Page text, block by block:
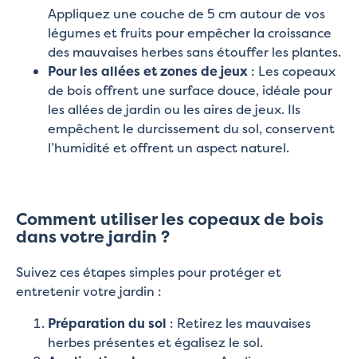
Appliquez une couche de 5 cm autour de vos
légumes et fruits pour empêcher la croissance
des mauvaises herbes sans étouffer les plantes.
Pour les allées et zones de jeux : Les copeaux
de bois offrent une surface douce, idéale pour
les allées de jardin ou les aires de jeux. Ils
empêchent le durcissement du sol, conservent
l’humidité et offrent un aspect naturel.
Comment utiliser les copeaux de bois
dans votre jardin ?
Suivez ces étapes simples pour protéger et
entretenir votre jardin :
Préparation du sol : Retirez les mauvaises
herbes présentes et égalisez le sol.